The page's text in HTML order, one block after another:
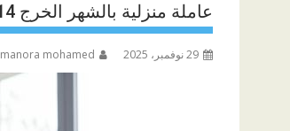
عاملة منزلية بالشهر الخرج 0595866714
29 نوفمبر، 2025 manora mohamed